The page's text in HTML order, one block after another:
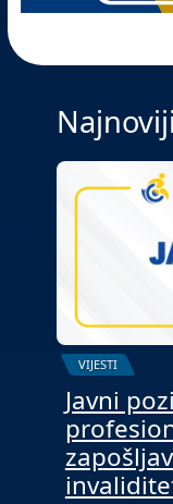
VIJESTI
Javni